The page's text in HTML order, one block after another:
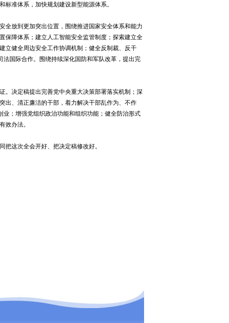
准体系，加快规划建设新型能源体系。
放到更加突出位置，围绕推进国家安全体系和能力
保障体系；建立人工智能安全监管制度；探索建立全
立健全周边安全工作协调机制；健全反制裁、反干
法国际合作。围绕持续深化国防和军队改革，提出完
决定稿提出完善党中央重大决策部署落实机制；深
出、清正廉洁的干部，着力解决干部乱作为、不作
业；增强党组织政治功能和组织功能；健全防治形式
效办法。
这次全会开好、把决定稿修改好。